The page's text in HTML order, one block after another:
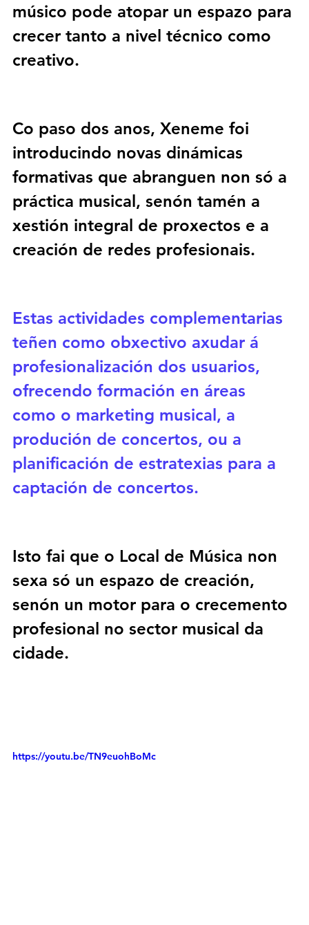
músico pode atopar un espazo para
crecer tanto a nivel técnico como
creativo.
Co paso dos anos, Xeneme foi
introducindo novas dinámicas
formativas que abranguen non só a
práctica musical, senón tamén a
xestión integral de proxectos e a
creación de redes profesionais.
Estas actividades complementarias
teñen como obxectivo axudar á
profesionalización dos usuarios,
ofrecendo formación en áreas
como o marketing musical, a
produción de concertos, ou a
planificación de estratexias para a
captación de concertos.
Isto fai que o Local de Música non
sexa só un espazo de creación,
senón un motor para o crecemento
profesional no sector musical da
cidade.
https://youtu.be/TN9euohBoMc